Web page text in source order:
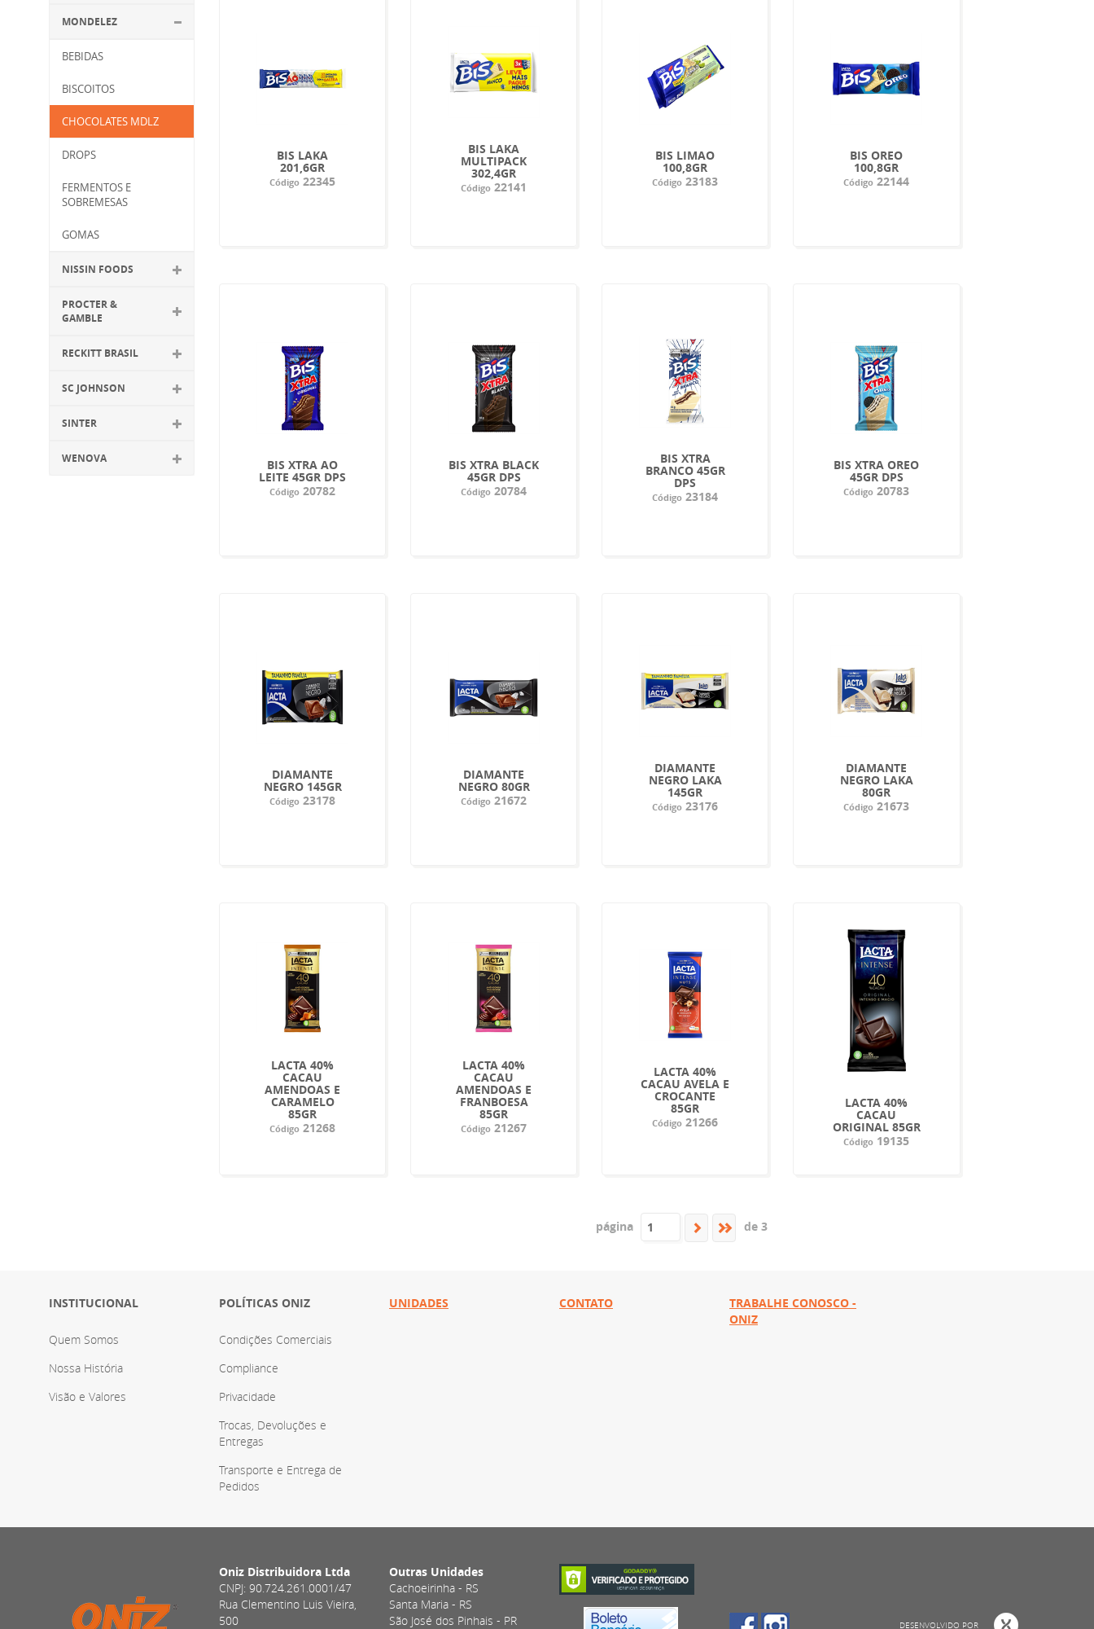
MONDELEZ
BEBIDAS
BISCOITOS
CHOCOLATES MDLZ
DROPS
FERMENTOS E
SOBREMESAS
GOMAS
NISSIN FOODS
PROCTER &
GAMBLE
RECKITT BRASIL
SC JOHNSON
SINTER
WENOVA
BIS LAKA
201,6GR
Código 22345
BIS LAKA
MULTIPACK
302,4GR
Código 22141
BIS LIMAO
100,8GR
Código 23183
BIS OREO
100,8GR
Código 22144
BIS XTRA AO
LEITE 45GR DPS
Código 20782
BIS XTRA BLACK
45GR DPS
Código 20784
BIS XTRA
BRANCO 45GR
DPS
Código 23184
BIS XTRA OREO
45GR DPS
Código 20783
DIAMANTE
NEGRO 145GR
Código 23178
DIAMANTE
NEGRO 80GR
Código 21672
DIAMANTE
NEGRO LAKA
145GR
Código 23176
DIAMANTE
NEGRO LAKA
80GR
Código 21673
LACTA 40%
CACAU
AMENDOAS E
CARAMELO
85GR
Código 21268
LACTA 40%
CACAU
AMENDOAS E
FRANBOESA
85GR
Código 21267
LACTA 40%
CACAU AVELA E
CROCANTE
85GR
Código 21266
LACTA 40%
CACAU
ORIGINAL 85GR
Código 19135
página de 3
INSTITUCIONAL
Quem Somos
Nossa História
Visão e Valores
POLÍTICAS ONIZ
Condições Comerciais
Compliance
Privacidade
Trocas, Devoluções e
Entregas
Transporte e Entrega de
Pedidos
UNIDADES CONTATO
TRABALHE CONOSCO -
ONIZ
Oniz Distribuidora Ltda
CNPJ: 90.724.261.0001/47
Rua Clementino Luis Vieira,
500
Outras Unidades
Cachoeirinha - RS
Santa Maria - RS
São José dos Pinhais - PR
DESENVOLVIDO POR